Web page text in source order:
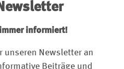
informiert!
unseren Newsletter an
Beiträge und